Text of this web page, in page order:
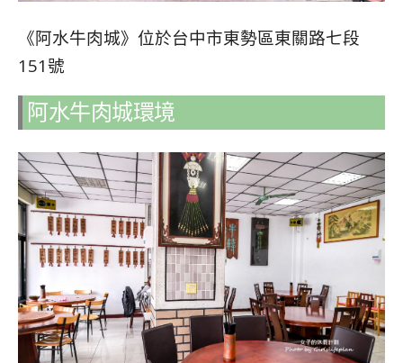
《阿水牛肉城》位於台中市東勢區東關路七段
151號
阿水牛肉城環境